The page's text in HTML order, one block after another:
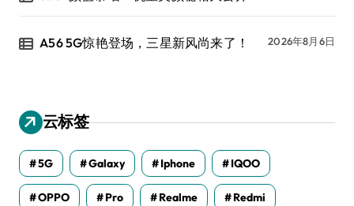
A56 5G惊艳登场，三星新风尚来了！ 2026年8月6日
云标签
5G Galaxy Iphone IQOO
OPPO Pro Realme Redmi